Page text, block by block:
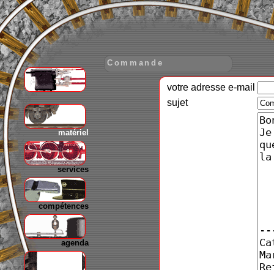
matériel
services
compétences
agenda
Commande
votre adresse e-mail
sujet